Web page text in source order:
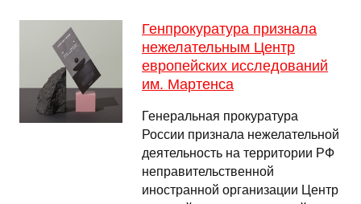
Генпрокуратура признала
нежелательным Центр
европейских исследований
им. Мартенса
Генеральная прокуратура
России признала нежелательной
деятельность на территории РФ
неправительственной
иностранной организации Центр